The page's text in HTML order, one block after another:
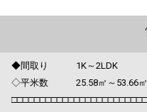
◆間取り 1K～2LDK
◇平米数 25.58㎡～53.66㎡